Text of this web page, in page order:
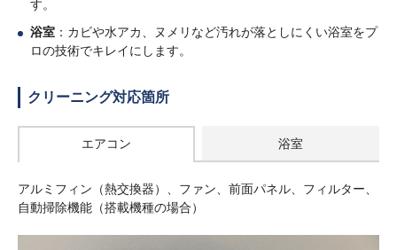
す。
浴室 ：カビや水アカ、ヌメリなど汚れが落としにくい浴室をプ
ロの技術でキレイにします。
クリーニング対応箇所
エアコン 浴室
アルミフィン（熱交換器）、ファン、前面パネル、フィルター、
自動掃除機能（搭載機種の場合）